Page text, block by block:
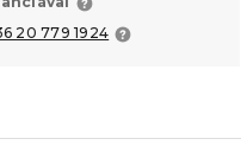
20 779 1924